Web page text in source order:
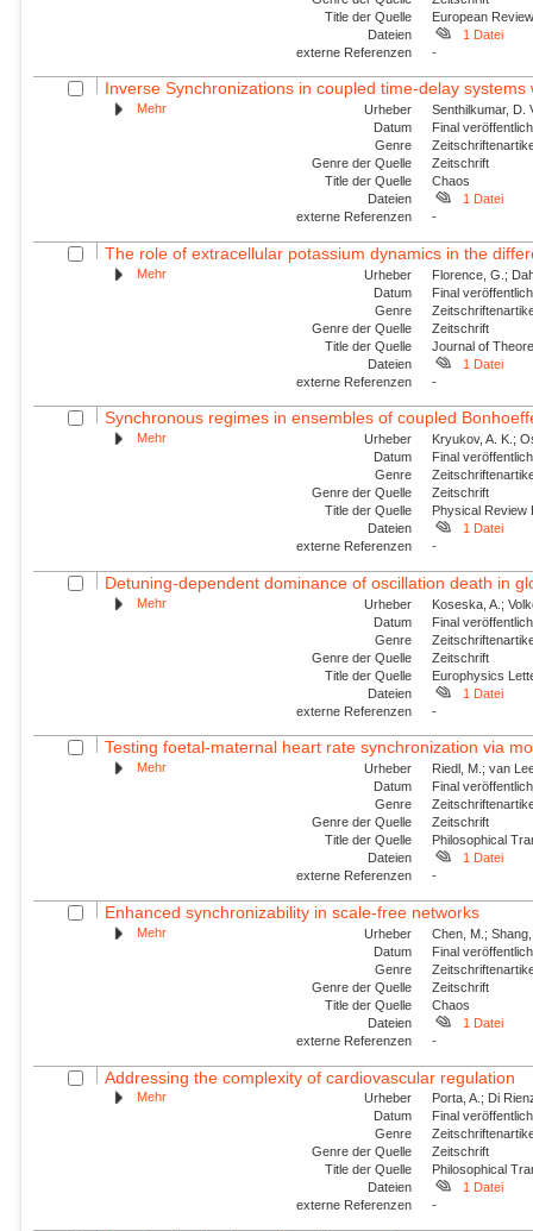
Title der Quelle
European
Dateien
1 Datei
externe Referenzen
-
Inverse Synchronizations in coupled time-delay
Mehr Urheber
Senthilkumar, D.
Datum
Final
Genre
Genre der Quelle
Zeitschrift
Title der Quelle
Chaos
Dateien
1 Datei
externe Referenzen
-
The role of extracellular potassium dynamics in the
Mehr Urheber
Florence, G.;
Datum
Final
Genre
Genre der Quelle
Zeitschrift
Title der Quelle
Journal of
Dateien
1 Datei
externe Referenzen
-
Synchronous regimes in ensembles of coupled
Mehr Urheber
Kryukov, A. K.;
Datum
Final
Genre
Genre der Quelle
Zeitschrift
Title der Quelle
Physical Review
Dateien
1 Datei
externe Referenzen
-
Detuning-dependent dominance of oscillation death in
Mehr Urheber
Koseska, A.;
Datum
Final
Genre
Genre der Quelle
Zeitschrift
Title der Quelle
Europhysics
Dateien
1 Datei
externe Referenzen
-
Testing foetal-maternal heart rate synchronization via
Mehr Urheber
Riedl, M.; van
Datum
Final
Genre
Genre der Quelle
Zeitschrift
Title der Quelle
Philosophical
Dateien
1 Datei
externe Referenzen
-
Enhanced synchronizability in scale-free networks
Mehr Urheber
Chen, M.;
Datum
Final
Genre
Genre der Quelle
Zeitschrift
Title der Quelle
Chaos
Dateien
1 Datei
externe Referenzen
-
Addressing the complexity of cardiovascular regulation
Mehr Urheber
Porta, A.; Di
Datum
Final
Genre
Genre der Quelle
Zeitschrift
Title der Quelle
Philosophical
Dateien
1 Datei
externe Referenzen
-